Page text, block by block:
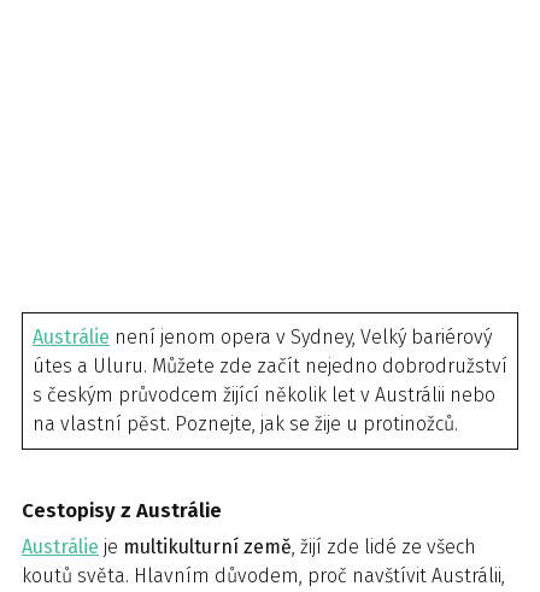
Austrálie není jenom opera v Sydney, Velký bariérový
útes a Uluru. Můžete zde začít nejedno dobrodružství
s českým průvodcem žijící několik let v Austrálii nebo
na vlastní pěst. Poznejte, jak se žije u protinožců.
Cestopisy z Austrálie
Austrálie je multikulturní země, žijí zde lidé ze všech
koutů světa. Hlavním důvodem, proč navštívit Austrálii,